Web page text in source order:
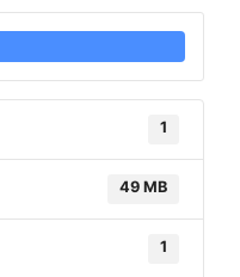
1
49 MB
1